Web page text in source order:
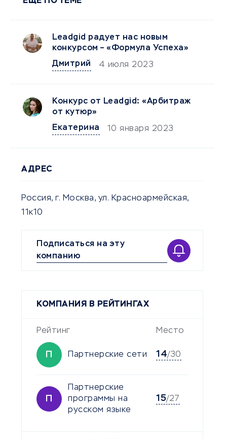
Leadgid радует нас новым
конкурсом – «Формула Успеха»
Дмитрий
4 июля 2023
Конкурс от Leadgid: «Арбитраж
от кутюр»
Екатерина
10 января 2023
АДРЕС
Россия, г. Москва, ул. Красноармейская,
11к10
Подписаться на эту
компанию
КОМПАНИЯ В РЕЙТИНГАХ
Рейтинг Место
Партнерские сети 14/30
Партнерские
программы на
русском языке
15/27